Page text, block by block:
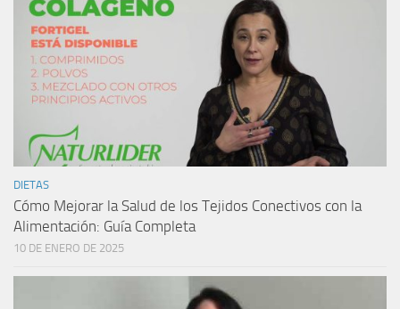
DIETAS
Cómo Mejorar la Salud de los Tejidos Conectivos con la
Alimentación: Guía Completa
10 DE ENERO DE 2025